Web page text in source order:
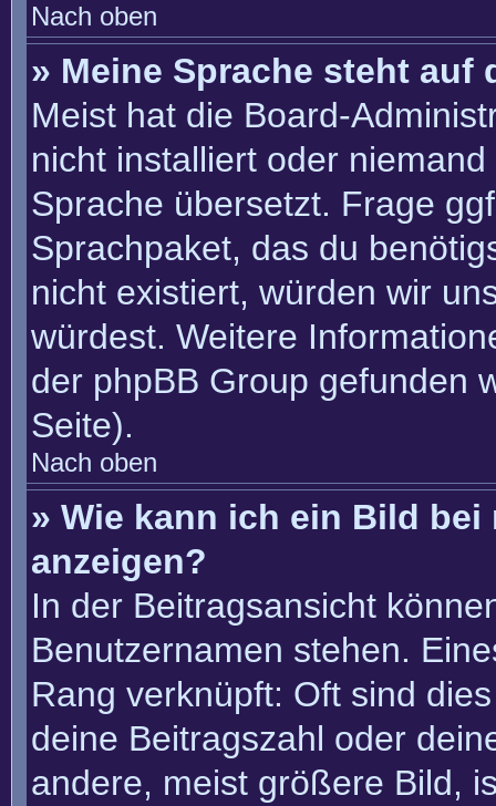
Nach oben
» Meine Sprache steht
Meist hat die Board-
nicht installiert oder
Sprache übersetzt. Frage
Sprachpaket, das du
nicht existiert, würden wir
würdest. Weitere
der phpBB Group gefunden
Seite).
Nach oben
» Wie kann ich ein Bild bei
anzeigen?
In der Beitragsansicht
Benutzernamen stehen.
Rang verknüpft: Oft sind
deine Beitragszahl oder
andere, meist größere Bild,